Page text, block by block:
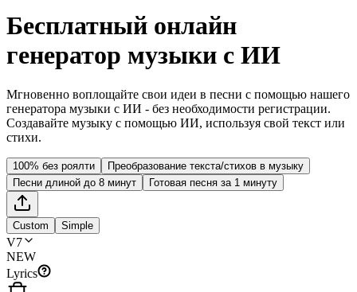
Бесплатный онлайн
генератор музыки с ИИ
Мгновенно воплощайте свои идеи в песни с помощью нашего
генератора музыки с ИИ - без необходимости регистрации.
Создавайте музыку с помощью ИИ, используя свой текст или
стихи.
100% без роялти
Преобразование текста/стихов в музыку
Песни длиной до 8 минут
Готовая песня за 1 минуту
Custom Simple
V7
NEW
Lyrics